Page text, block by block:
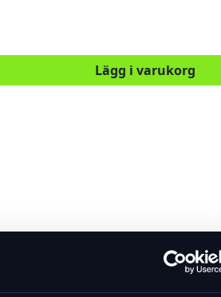
Lägg i varukorg